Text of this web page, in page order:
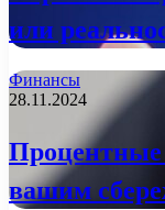
или
Финансы
28.11.2024
вашим